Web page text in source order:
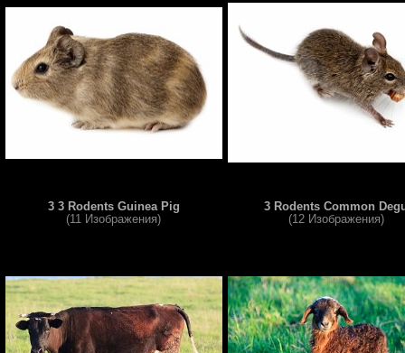
3 3 Rodents Guinea Pig
(11 Изображения)
3 Rodents Common
(12 Изображения)